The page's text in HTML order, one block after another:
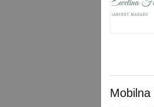
Mobilna